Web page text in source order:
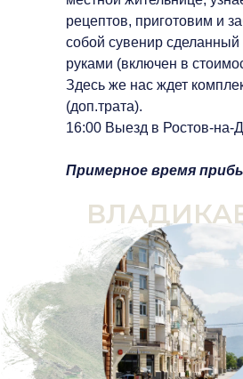
рецептов, приготовим и
собой сувенир
руками (включен в
Здесь же нас ждет
(доп.трата).
16:00 Выезд в Ростов-на-
Примерное время